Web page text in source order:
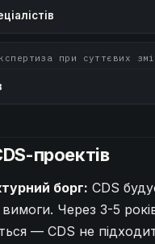
при суттєвих
проектів
борг: CDS
вимоги. Через 3-5
— CDS не